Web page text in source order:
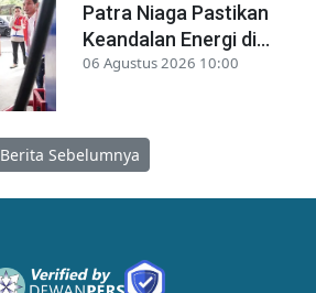
Patra Niaga Pastikan
Keandalan Energi di...
06 Agustus 2026 10:00
Berita Sebelumnya